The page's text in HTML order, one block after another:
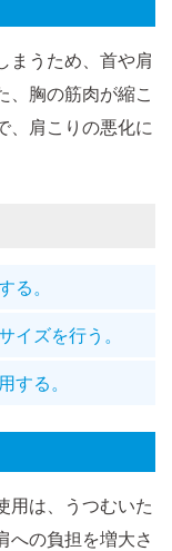
まうため、首や肩
、胸の筋肉が縮こ
、肩こりの悪化に
る。
イズを行う。
する。
用は、うつむいた
への負担を増大さ